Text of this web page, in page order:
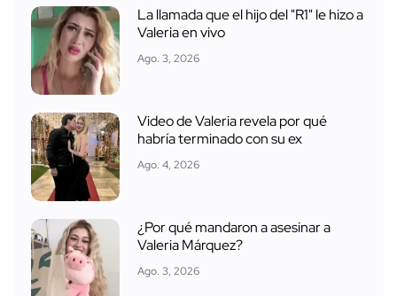
La llamada que el hijo del "R1" le hizo a
Valeria en vivo
Ago. 3, 2026
Video de Valeria revela por qué
habría terminado con su ex
Ago. 4, 2026
¿Por qué mandaron a asesinar a
Valeria Márquez?
Ago. 3, 2026